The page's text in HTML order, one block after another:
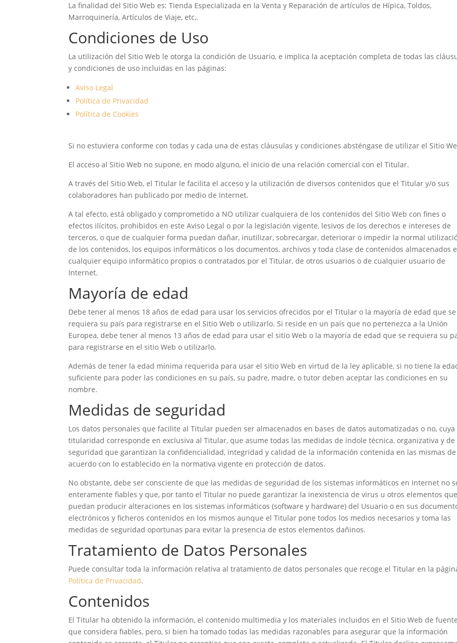
La finalidad del Sitio Web es: Tienda Especializada en la Venta y Reparación de artículos de Hípica, Toldos,
Marroquinería, Artículos de Viaje, etc,.
Condiciones de Uso
La utilización del Sitio Web le otorga la condición de Usuario, e implica la aceptación completa de todas las
y condiciones de uso incluidas en las páginas:
Aviso Legal
Política de Privacidad
Política de Cookies
Si no estuviera conforme con todas y cada una de estas cláusulas y condiciones absténgase de utilizar el Sitio
El acceso al Sitio Web no supone, en modo alguno, el inicio de una relación comercial con el Titular.
A través del Sitio Web, el Titular le facilita el acceso y la utilización de diversos contenidos que el Titular y/o sus
colaboradores han publicado por medio de Internet.
A tal efecto, está obligado y comprometido a NO utilizar cualquiera de los contenidos del Sitio Web con fines o
efectos ilícitos, prohibidos en este Aviso Legal o por la legislación vigente, lesivos de los derechos e intereses de
terceros, o que de cualquier forma puedan dañar, inutilizar, sobrecargar, deteriorar o impedir la normal
de los contenidos, los equipos informáticos o los documentos, archivos y toda clase de contenidos almacenados
cualquier equipo informático propios o contratados por el Titular, de otros usuarios o de cualquier usuario de
Internet.
Mayoría de edad
Debe tener al menos 18 años de edad para usar los servicios ofrecidos por el Titular o la mayoría de edad que se
requiera su país para registrarse en el Sitio Web o utilizarlo. Si reside en un país que no pertenezca a la Unión
Europea, debe tener al menos 13 años de edad para usar el sitio Web o la mayoría de edad que se requiera su
para registrarse en el sitio Web o utilizarlo.
Además de tener la edad mínima requerida para usar el sitio Web en virtud de la ley aplicable, si no tiene la
suficiente para poder las condiciones en su país, su padre, madre, o tutor deben aceptar las condiciones en su
nombre.
Medidas de seguridad
Los datos personales que facilite al Titular pueden ser almacenados en bases de datos automatizadas o no, cuya
titularidad corresponde en exclusiva al Titular, que asume todas las medidas de índole técnica, organizativa y de
seguridad que garantizan la confidencialidad, integridad y calidad de la información contenida en las mismas de
acuerdo con lo establecido en la normativa vigente en protección de datos.
No obstante, debe ser consciente de que las medidas de seguridad de los sistemas informáticos en Internet no
enteramente fiables y que, por tanto el Titular no puede garantizar la inexistencia de virus u otros elementos que
puedan producir alteraciones en los sistemas informáticos (software y hardware) del Usuario o en sus
electrónicos y ficheros contenidos en los mismos aunque el Titular pone todos los medios necesarios y toma las
medidas de seguridad oportunas para evitar la presencia de estos elementos dañinos.
Tratamiento de Datos Personales
Puede consultar toda la información relativa al tratamiento de datos personales que recoge el Titular en la
Política de Privacidad.
Contenidos
El Titular ha obtenido la información, el contenido multimedia y los materiales incluidos en el Sitio Web de
que considera fiables, pero, si bien ha tomado todas las medidas razonables para asegurar que la información